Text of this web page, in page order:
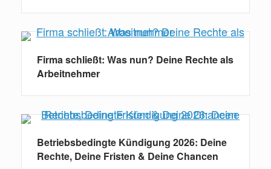
Firma schließt: Was nun? Deine Rechte als
Arbeitnehmer
Betriebsbedingte Kündigung 2026: Deine
Rechte, Deine Fristen & Deine Chancen